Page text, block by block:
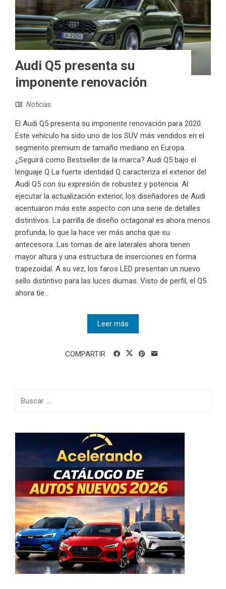
Audi Q5 presenta su
imponente renovación
Noticias
El Audi Q5 presenta su imponente renovación para 2020.
Este vehículo ha sido uno de los SUV más vendidos en el
segmento premium de tamaño mediano en Europa.
¿Seguirá como Bestseller de la marca? Audi Q5 bajo el
lenguaje Q La fuerte identidad Q caracteriza el exterior del
Audi Q5 con su expresión de robustez y potencia. Al
ejecutar la actualización exterior, los diseñadores de Audi
acentuaron más este aspecto con una serie de detalles
distintivos. La parrilla de diseño octagonal es ahora menos
profunda, lo que la hace ver más ancha que su
antecesora. Las tomas de aire laterales ahora tienen
mayor altura y una estructura de inserciones en forma
trapezoidal. A su vez, los faros LED presentan un nuevo
sello distintivo para las luces diurnas. Visto de perfil, el Q5
ahora tie...
Leer más
COMPARTIR